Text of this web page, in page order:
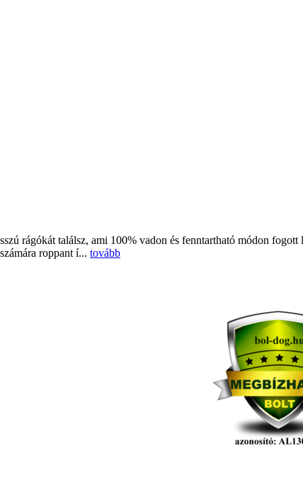
rágókát találsz, ami 100% vadon és fenntartható módon
roppant í... tovább